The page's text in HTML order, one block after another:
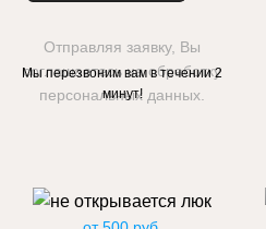
Отправляя заявку, Вы
соглашаетесь на обработку
персональных данных.
Мы перезвоним вам в течении 2
минут!